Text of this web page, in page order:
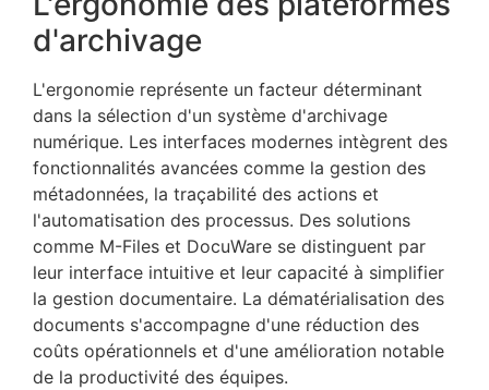
d'archivage
L'ergonomie représente un facteur déterminant
dans la sélection d'un système d'archivage
numérique. Les interfaces modernes intègrent des
fonctionnalités avancées comme la gestion des
métadonnées, la traçabilité des actions et
l'automatisation des processus. Des solutions
comme M-Files et DocuWare se distinguent par
leur interface intuitive et leur capacité à simplifier
la gestion documentaire. La dématérialisation des
documents s'accompagne d'une réduction des
coûts opérationnels et d'une amélioration notable
de la productivité des équipes.